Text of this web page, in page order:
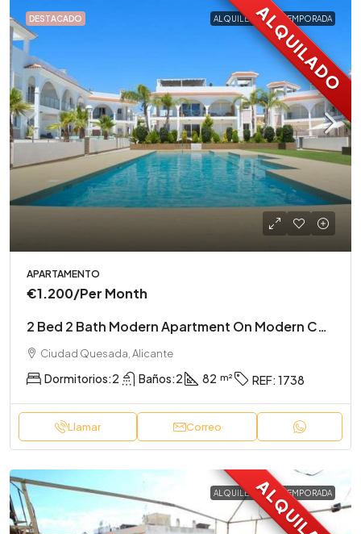
DESTACADO ALQUILADO
ALQUILER LARGA TEMPORADA
APARTAMENTO
€1.200/Per Month
2 Bed 2 Bath Modern Apartment On Modern Complex
Ciudad Quesada, Alicante
Dormitorios:2 Baños:2 82 REF: 1738
Llamar Correo
ALQUILER LARGA TEMPORADA